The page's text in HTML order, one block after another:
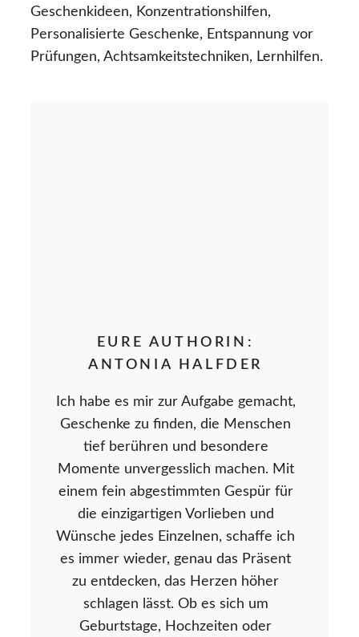
Geschenkideen, Konzentrationshilfen,
Personalisierte Geschenke, Entspannung vor
Prüfungen, Achtsamkeitstechniken, Lernhilfen.
EURE AUTHORIN:
ANTONIA HALFDER
Ich habe es mir zur Aufgabe gemacht,
Geschenke zu finden, die Menschen
tief berühren und besondere
Momente unvergesslich machen. Mit
einem fein abgestimmten Gespür für
die einzigartigen Vorlieben und
Wünsche jedes Einzelnen, schaffe ich
es immer wieder, genau das Präsent
zu entdecken, das Herzen höher
schlagen lässt. Ob es sich um
Geburtstage, Hochzeiten oder